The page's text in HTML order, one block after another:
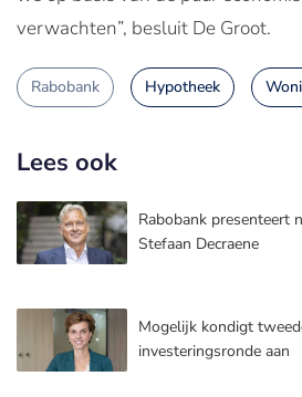
verwachten”, besluit De Groot.
Rabobank Hypotheek
Lees ook
Rabobank presenteert
Stefaan Decraene
Mogelijk kondigt
investeringsronde aan